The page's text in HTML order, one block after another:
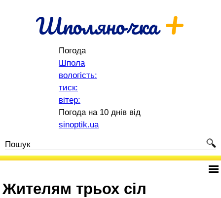
Шполяночка+
Погода
Шпола
вологість:
тиск:
вітер:
Погода на 10 днів від
sinoptik.ua
Жителям трьох сіл